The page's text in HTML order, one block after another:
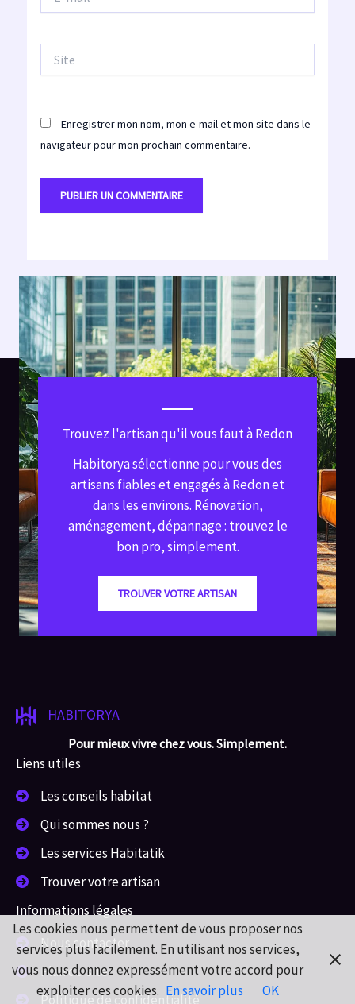
mail*
Enregistrer mon nom, mon e-mail et mon site dans le
navigateur pour mon prochain commentaire.
Trouvez l'artisan qu'il vous faut à Redon
Habitorya sélectionne pour vous des
artisans fiables et engagés à Redon et
dans les environs. Rénovation,
aménagement, dépannage : trouvez le
bon pro, simplement.
TROUVER VOTRE ARTISAN
HABITORYA
Pour mieux vivre chez vous. Simplement.
Liens utiles
Les conseils habitat
Qui sommes nous ?
Les services Habitatik
Trouver votre artisan
Informations légales
Nous contacter
Plan du site
Politique de confidentialité
Les cookies nous permettent de vous proposer nos
services plus facilement. En utilisant nos services,
vous nous donnez expressément votre accord pour
exploiter ces cookies. En savoir plus OK